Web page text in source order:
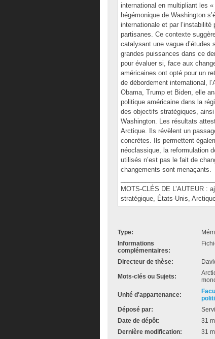
international en multipliant les
hégémonique de Washington
internationale et par
partisanes. Ce contexte
catalysant une vague
grandes puissances dans ce
pour évaluer si, face aux
américaines ont opté pour un
de débordement international,
Obama, Trump et Biden, elle
politique américaine dans la
des objectifs stratégiques,
Washington. Les résultats
Arctique. Ils révèlent un
concrètes. Ils permettent
néoclassique, la reformulation
utilisés n’est pas le fait de
changements sont menaçants.
MOTS-CLÉS DE L’AUTEUR :
stratégique, États-Unis,
Type:
Informations
complémentaires:
Directeur de thèse:
Mots-clés ou Sujets:
Unité d'appartenance:
Déposé par:
Date de dépôt:
31
Dernière modification:
31